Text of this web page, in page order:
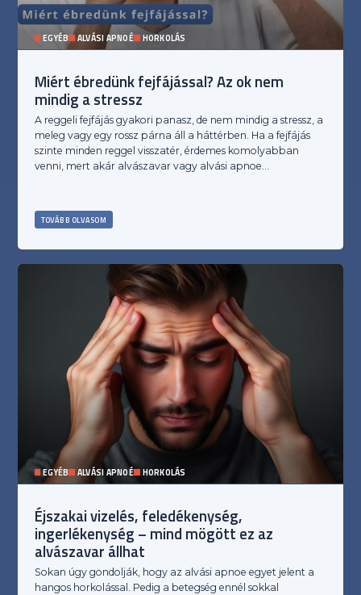
EGYÉB ALVÁSI APNOÉ HORKOLÁS
Miért ébredünk fejfájással? Az ok nem
mindig a stressz
A reggeli fejfájás gyakori panasz, de nem mindig a stressz, a
meleg vagy egy rossz párna áll a háttérben. Ha a fejfájás
szinte minden reggel visszatér, érdemes komolyabban
venni, mert akár alvászavar vagy alvási apnoe…
TOVÁBB OLVASOM
EGYÉB ALVÁSI APNOÉ HORKOLÁS
Éjszakai vizelés, feledékenység,
ingerlékenység – mind mögött ez az
alvászavar állhat
Sokan úgy gondolják, hogy az alvási apnoe egyet jelent a
hangos horkolással. Pedig a betegség ennél sokkal